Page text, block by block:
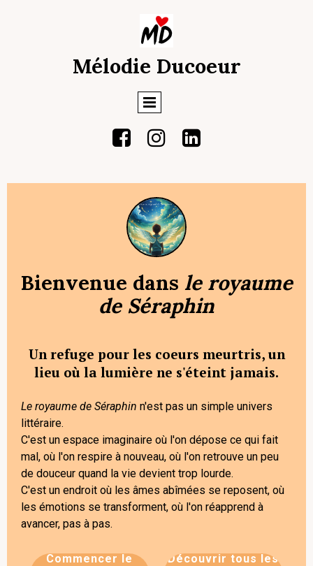
Mélodie Ducoeur
  
Bienvenue dans le royaume
de Séraphin
Un refuge pour les coeurs meurtris, un
lieu où la lumière ne s'éteint jamais.
Le royaume de Séraphin n'est pas un simple univers
littéraire.
C'est un espace imaginaire où l'on dépose ce qui fait
mal, où l'on respire à nouveau, où l'on retrouve un peu
de douceur quand la vie devient trop lourde.
C'est un endroit où les âmes abîmées se reposent, où
les émotions se transforment, où l'on réapprend à
avancer, pas à pas.
Commencer le
Découvrir tous les